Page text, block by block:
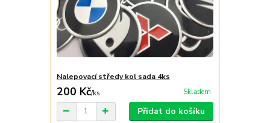
Nalepovací středy kol sada 4ks
200 Kč/ks Skladem
Přidat do košíku